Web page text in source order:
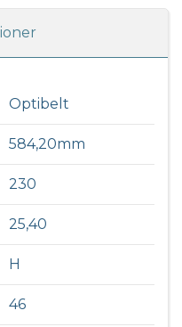
Optibelt
584,20mm
230
25,40
H
46